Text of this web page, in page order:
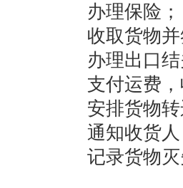
办理保险；
收取货物
办理出口
支付运费
安排货物
通知收货
记录货物